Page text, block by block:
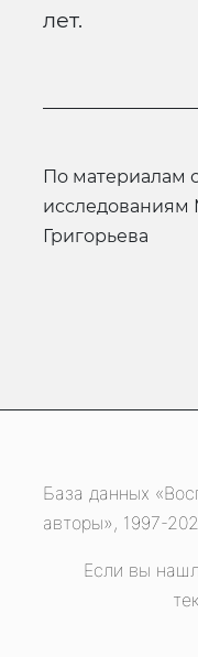
лет.
по материалам следственного дела и
Григорьева
База данных
авторы», 1997-
Если вы